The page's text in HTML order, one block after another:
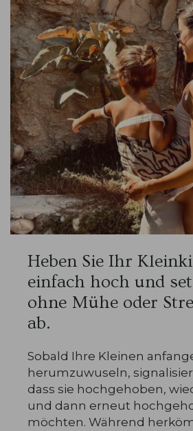
Heben Sie Ihr
einfach hoch und
ohne Mühe oder
ab.
Sobald Ihre Kleinen
herumzuwuseln,
dass sie hochgehoben,
und dann erneut
möchten. Während